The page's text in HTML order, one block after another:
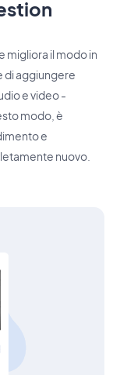
migliora il modo in
di aggiungere
e video -
modo, è
e
nuovo.